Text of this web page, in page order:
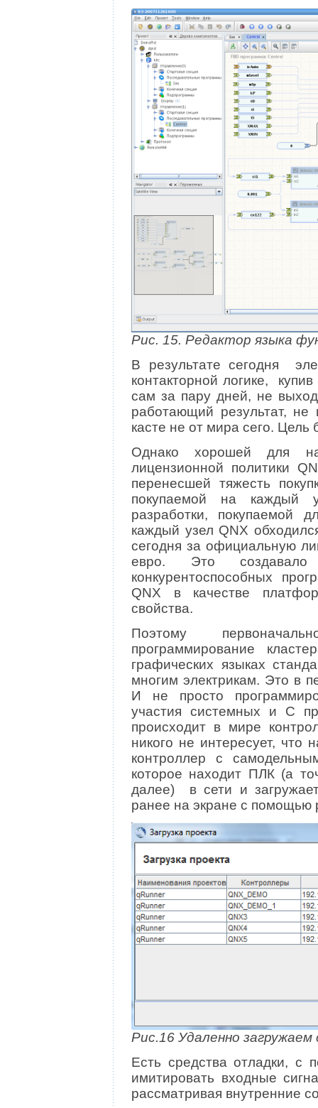
Рис. 15. Редактор языка
В результате сегодня
контакторной логике,
сам за пару дней, не
работающий результат,
касте не от мира сего. Цель
Однако хорошей для
лицензионной политики
перенесшей тяжесть
покупаемой на каждый
разработки, покупаемой
каждый узел QNX
сегодня за официальную
евро. Это создавало
конкурентоспособных
QNX в качестве
свойства.
Поэтому
программирование
графических языках
многим электрикам. Это в
И не просто
участия системных и С
происходит в мире
никого не интересует, что
контроллер с
которое находит ПЛК (а
далее) в сети и
ранее на экране с помощью
Рис.16 Удаленно загружаем
Есть средства отладки, с
имитировать входные
рассматривая внутренние